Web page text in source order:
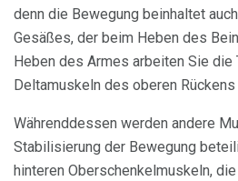
denn die Bewegung beinhaltet
Gesäßes, der beim Heben des
Heben des Armes arbeiten Sie die
Deltamuskeln des oberen Rückens
Währenddessen werden andere
Stabilisierung der Bewegung
hinteren Oberschenkelmuskeln,